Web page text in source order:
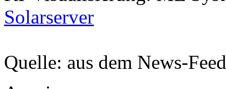
Solarserver
Quelle: aus dem News-